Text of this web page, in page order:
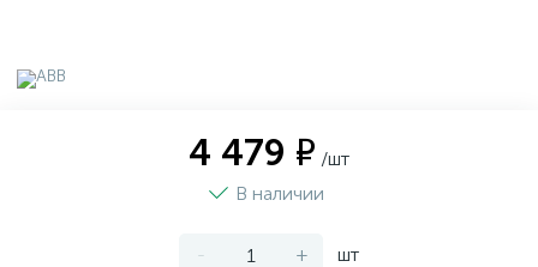
4 479 ₽ /шт
В наличии
- + шт